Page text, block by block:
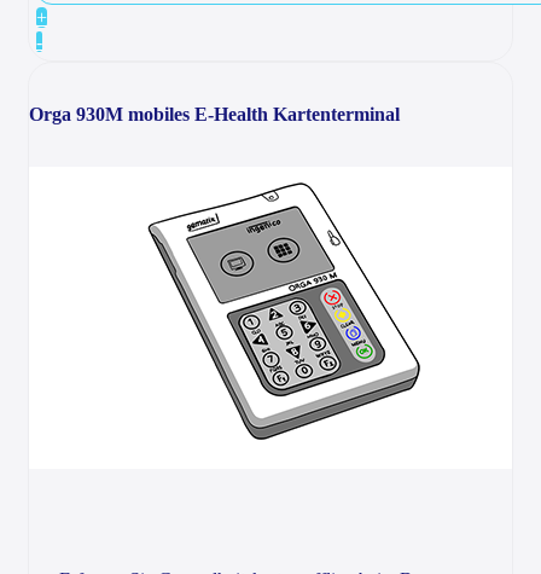
+
-
Orga 930M mobiles E-Health Kartenterminal